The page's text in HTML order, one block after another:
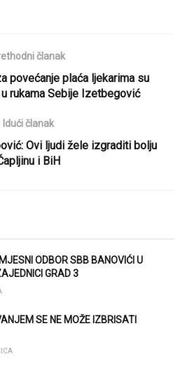
članak
povećanje plaća ljekarima su
rukama Sebije Izetbegović
Idući članak
Ovi ljudi žele izgraditi bolju
i BiH
ODBOR SBB BANOVIĆI U
GRAD 3
SE NE MOŽE IZBRISATI